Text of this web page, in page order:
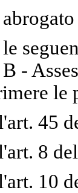
-
le
45
8
10